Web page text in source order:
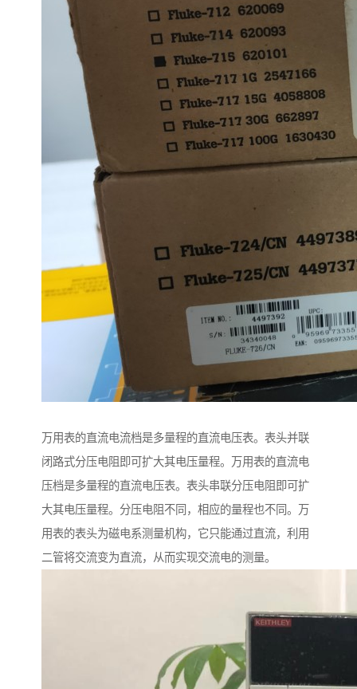
万用表的直流电流档是多量程的直流电压表。表头并联
闭路式分压电阻即可扩大其电压量程。万用表的直流电
压档是多量程的直流电压表。表头串联分压电阻即可扩
大其电压量程。分压电阻不同，相应的量程也不同。万
用表的表头为磁电系测量机构，它只能通过直流，利用
二管将交流变为直流，从而实现交流电的测量。